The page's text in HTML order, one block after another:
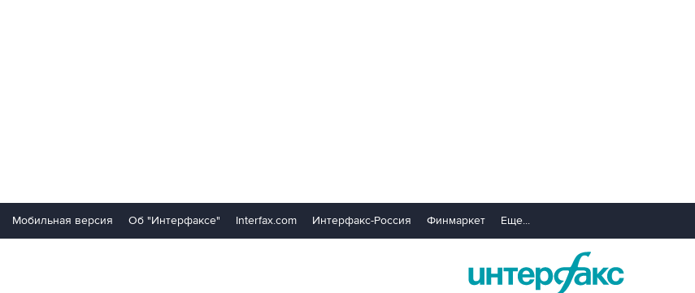
Мобильная версия Об "Интерфаксе" Interfax.com Интерфакс-Россия Финмаркет Еще...